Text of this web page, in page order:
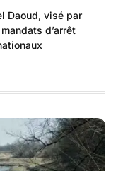
Daoud, visé par
d’arrêt